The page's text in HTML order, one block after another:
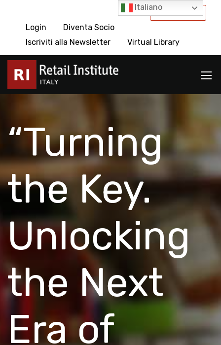
International
Login
Diventa Socio
Iscriviti alla Newsletter
Virtual Library
“Turning
the Key.
Unlocking
the Next
Era of
Italiano